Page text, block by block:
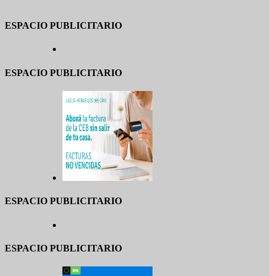
ESPACIO PUBLICITARIO
ESPACIO PUBLICITARIO
ESPACIO PUBLICITARIO
ESPACIO PUBLICITARIO